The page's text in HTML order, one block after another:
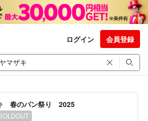
ログイン 会員登録
春のパン祭り 2025